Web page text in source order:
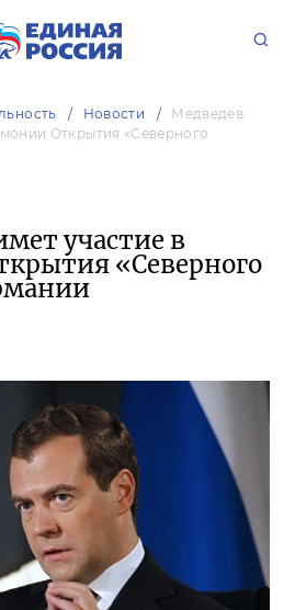
Новости
Медведев
Открытия «Северного
участие в
«Северного